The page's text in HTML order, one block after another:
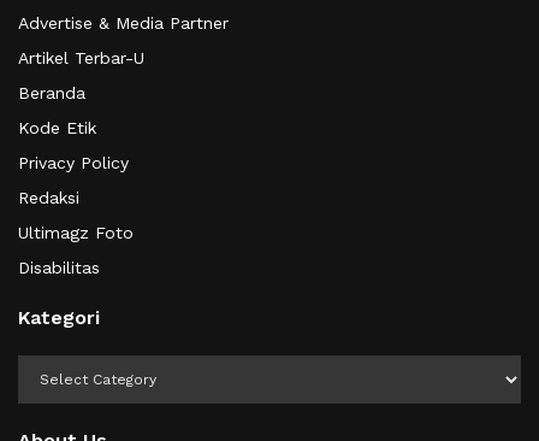
Advertise & Media Partner
Artikel Terbar-U
Beranda
Kode Etik
Privacy Policy
Redaksi
Ultimagz Foto
Disabilitas
Kategori